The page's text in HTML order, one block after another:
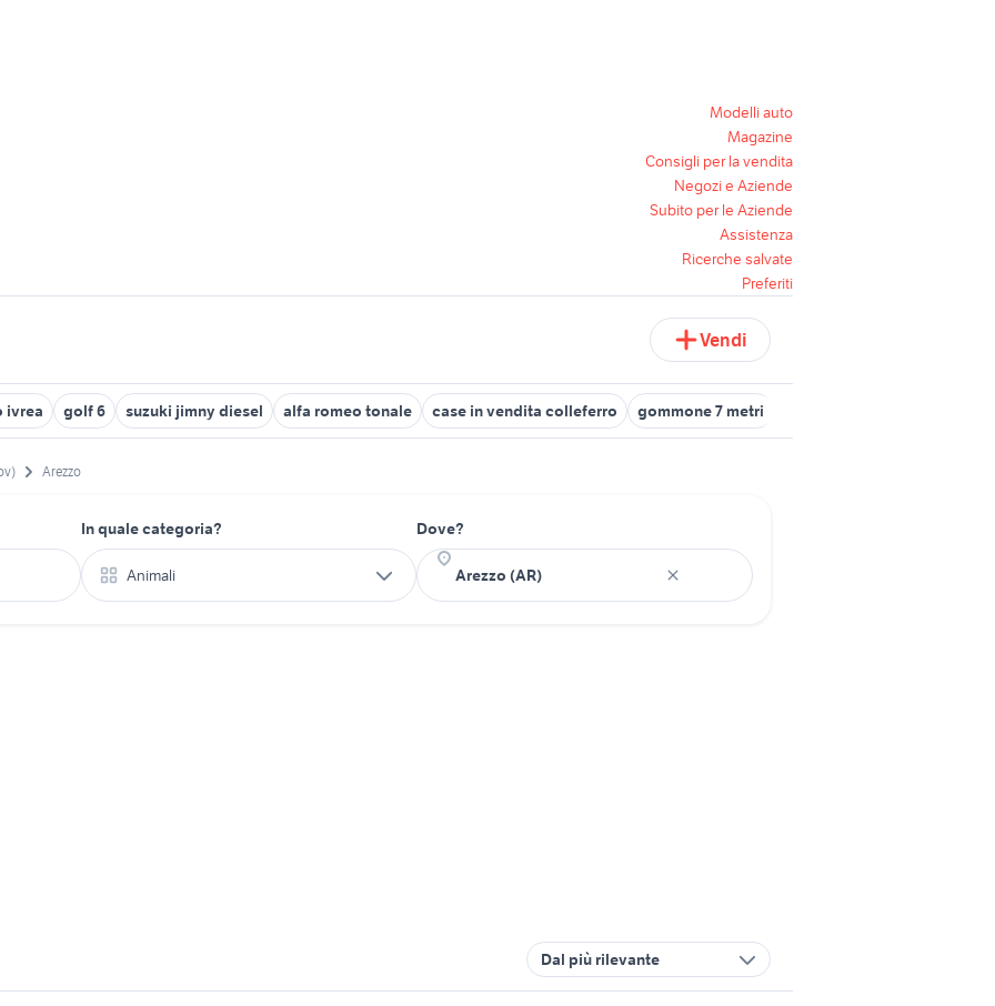
Modelli auto
Magazine
Consigli per la vendita
Negozi e Aziende
Subito per le Aziende
Assistenza
Ricerche salvate
Preferiti
Vendi
ivrea golf 6 suzuki jimny diesel alfa romeo tonale case in vendita colleferro gommone 7 metri
Arezzo
In quale categoria?
Animali
Dove?
Dal più rilevante